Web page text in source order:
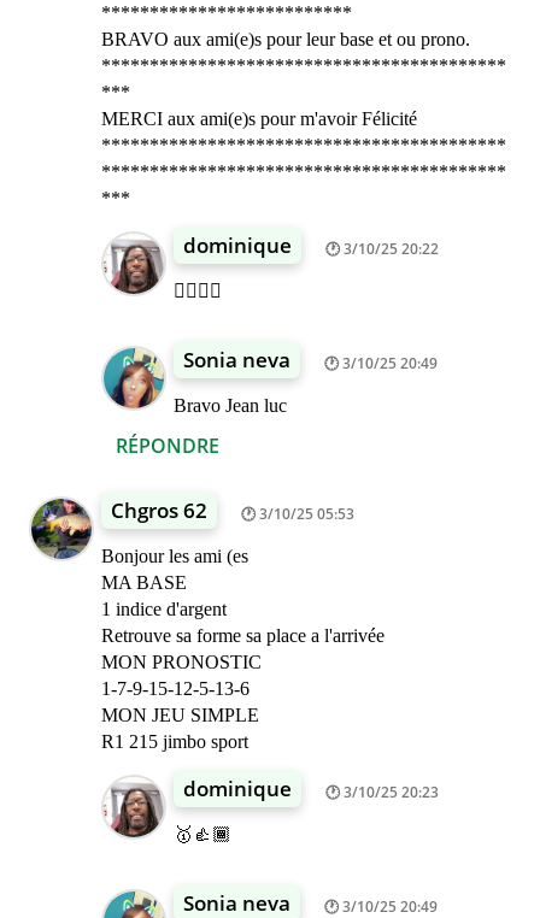
**************************
BRAVO aux ami(e)s pour leur base et ou prono.
******************************************
***
MERCI aux ami(e)s pour m'avoir Félicité
******************************************
******************************************
***
RÉPONDRE
dominique 3/10/25 20:22
👍🏾👍🏾
Sonia neva 3/10/25 20:49
Bravo Jean luc
Chgros 62 3/10/25 05:53
Bonjour les ami (es
MA BASE
1 indice d'argent
Retrouve sa forme sa place a l'arrivée
MON PRONOSTIC
1-7-9-15-12-5-13-6
MON JEU SIMPLE
R1 215 jimbo sport
dominique 3/10/25 20:23
🥇👍🏾
Sonia neva 3/10/25 20:49